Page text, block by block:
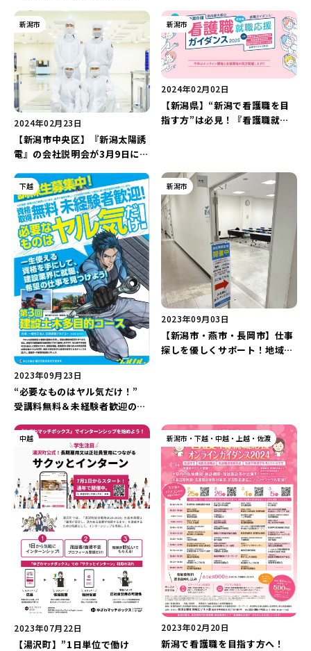
オープンにセツコママが行って
みた♪
内をひと足先にご紹介♪オープ
ニングスタッフも募集中！
新潟市
2024年02月23日
【新潟市中央区】『新潟太陽誘
電』の会社説明会が3月9日に開
新潟市
2024年02月02日
【新潟県】“新潟で看護職を目
指す方”は必見！『看護職就職<
ス♪
下越
2023年09月23日
“必要なものはヤル気だけ！”
受講料無料＆未経験者歓迎の職
的コース（厚生労働省建設労働
者育成支援事業）」で建設業の
資格を取得しよう♪
新潟市
2023年09月03日
【新潟市・燕市・長岡市】仕事
探しを優しくサポート！地域密
中越
2023年07月22日
【湯沢町】”1日単位で働け
新潟市・下越・中越・上越・佐渡
2023年02月20日
新潟で看護職を目指す方へ！